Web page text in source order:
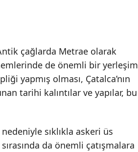
çağlarda Metrae olarak
de önemli bir yerleşim
yapmış olması, Çatalca’nın
tarihi kalıntılar ve yapılar, bu
sıklıkla askeri üs
da önemli çatışmalara